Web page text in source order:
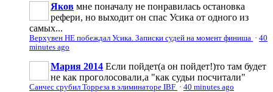
Яков мне поначалу не понравилась остановка
рефери, но выходит он спас Усика от одного из
самых...
Верхувен НЕ побеждал Усика. Записки судей на момент финиша · 40
minutes ago
Мария 2014 Если пойдет(а он пойдет!)то там будет
не как проголосовали,а "как судьи посчитали"
Санчес срубил Торреза в элиминаторе IBF · 40 minutes ago